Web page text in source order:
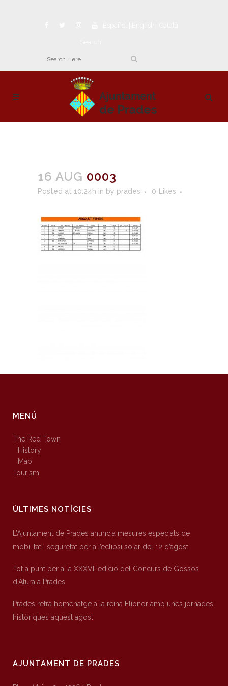
16 AUG 0003
Posted at 10:24h in by prades 0 Likes
MENÚ
The Red Town
History
Map
Tourism
ÚLTIMES NOTÍCIES
L’Ajuntament de Prades anuncia mesures especials de
mobilitat i seguretat per a l’eclipsi solar del 12 d’agost
Tot a punt per a la XXXVII edició del Concurs de Gossos
d’Atura a Prades
Prades retrà homenatge a la reina Elionor amb unes jornades
històriques aquest agost
AJUNTAMENT DE PRADES